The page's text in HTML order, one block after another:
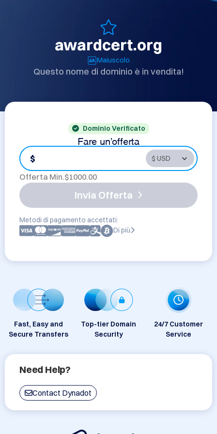
awardcert.org
Maiuscolo
Questo nome di dominio è in vendita!
Dominio Verificato
Fare un'offerta
$
Offerta Min.$1000.00
Invia Offerta
Metodi di pagamento accettati:
Di più
Fast, Easy and
Secure Transfers
Top-tier Domain
Security
24/7 Customer
Service
Need Help?
Contact Dynadot